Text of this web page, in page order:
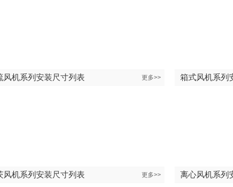
更多>>
风机系列安装尺寸列表 箱式风机系列
更多>>
风机系列安装尺寸列表 离心风机系列